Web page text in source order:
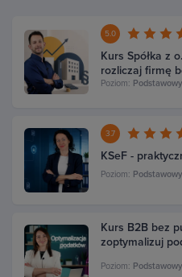
5.0
Kurs Spółka z
rozliczaj firmę
Poziom: Podstawowy
3.7
KSeF -
Poziom: Podstawowy
Kurs B2B bez
zoptymalizuj
Poziom: Podstawowy